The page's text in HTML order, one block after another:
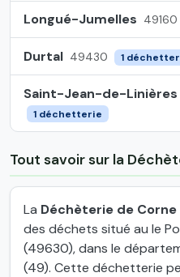
Longué-Jumelles 49160
Durtal 49430 1
Saint-Jean-de-Linières
1 déchetterie
Tout savoir sur la
La Déchèterie de Corne
des déchets situé au le
(49630), dans le
(49). Cette déchetterie